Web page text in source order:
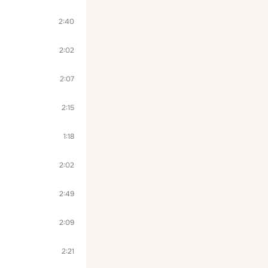
2:40
2:02
2:07
2:15
1:18
2:02
2:49
2:09
2:21